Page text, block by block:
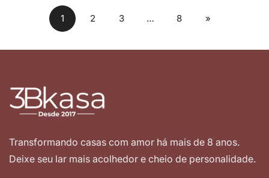
1 2 3 … 8 »
Transformando casas com amor há mais de 8 anos.
Deixe seu lar mais acolhedor e cheio de personalidade.